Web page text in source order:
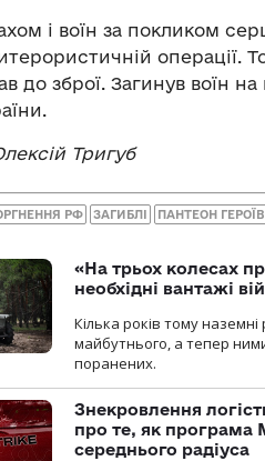
і воїн за покликом
операції.
до зброї. Загинув воїн
Тригуб
РФ ЗАГИБЛІ ПАНТЕОН ГЕРОЇВ
«На трьох колесах
необхідні вантажі
Кілька років тому
майбутнього, а тепер
поранених.
Знекровлення
про те, як програма
середнього радіуса